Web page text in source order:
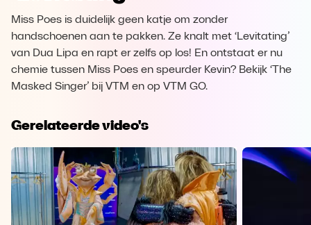
Miss Poes is duidelijk geen katje om zonder
handschoenen aan te pakken. Ze knalt met ‘Levitating’
van Dua Lipa en rapt er zelfs op los! En ontstaat er nu
chemie tussen Miss Poes en speurder Kevin? Bekijk ‘The
Masked Singer’ bij VTM en op VTM GO.
Gerelateerde video's